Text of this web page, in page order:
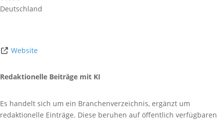
Deutschland
Website
Redaktionelle Beiträge mit KI
Es handelt sich um ein Branchenverzeichnis, ergänzt um
redaktionelle Einträge. Diese beruhen auf öffentlich verfügbaren